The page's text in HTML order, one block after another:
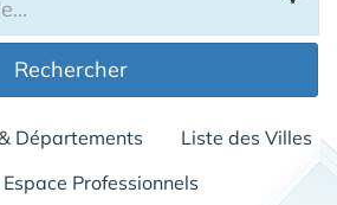
Rechercher
Départements
Liste des Villes
Professionnels